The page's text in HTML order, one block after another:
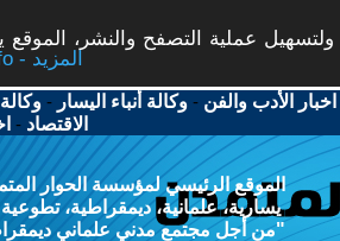
عملية التصفح والنشر،
More info - المزيد
اخبار الأدب والفن -وكالة أنباء اليسار -وكالة
الاقتصاد -
الموقع الرئيسي لمؤسسة الحوار
يسارية، علمانية، ديمقراطية،
"من أجل مجتمع مدني علماني